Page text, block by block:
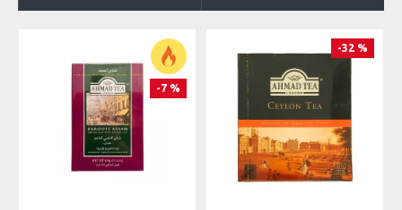
-7 %
-32 %